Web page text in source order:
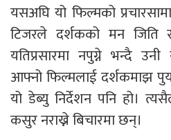
यसअघि यो फिल्मको
टिजरले दर्शकको मन
यतिप्रसारमा नपुग्ने भन्दै उनी
आफ्नो फिल्मलाई दर्शकमाझ
यो डेब्यु निर्देशन पनि हो।
कसुर नराख्ने बिचारमा छन्।